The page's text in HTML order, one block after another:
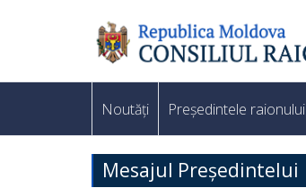
Noutăți Președintele raionului
Mesajul Președintelui